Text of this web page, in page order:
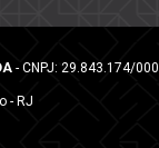
- CNPJ: 29.843.174/
- RJ